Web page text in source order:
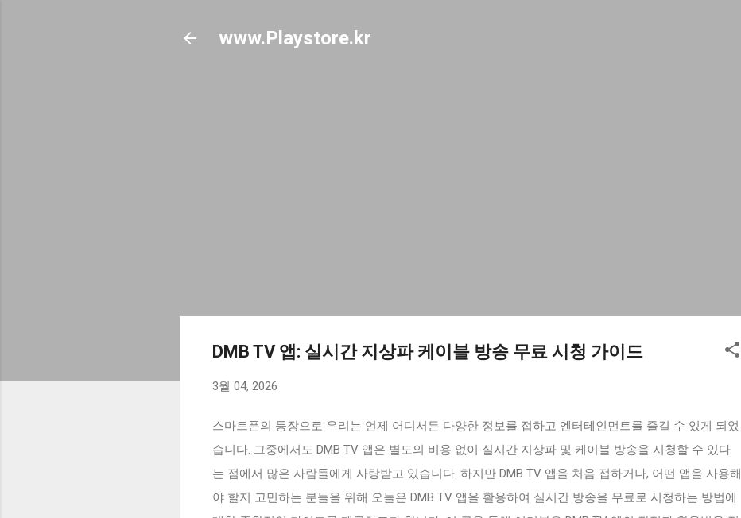
www.Playstore.kr
DMB TV 앱: 실시간 지상파 케이블 방송 무료 시청 가이드
3월 04, 2026
스마트폰의 등장으로 우리는 언제 어디서든 다양한 정보를 접하고 엔터테인먼트를 즐길 수 있게 되었
습니다. 그중에서도 DMB TV 앱은 별도의 비용 없이 실시간 지상파 및 케이블 방송을 시청할 수 있다
는 점에서 많은 사람들에게 사랑받고 있습니다. 하지만 DMB TV 앱을 처음 접하거나, 어떤 앱을 사용해
야 할지 고민하는 분들을 위해 오늘은 DMB TV 앱을 활용하여 실시간 방송을 무료로 시청하는 방법에